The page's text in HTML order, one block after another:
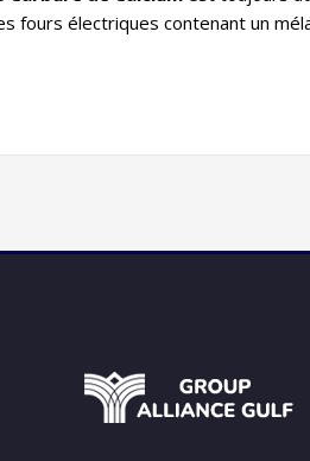
fours électriques contenant un